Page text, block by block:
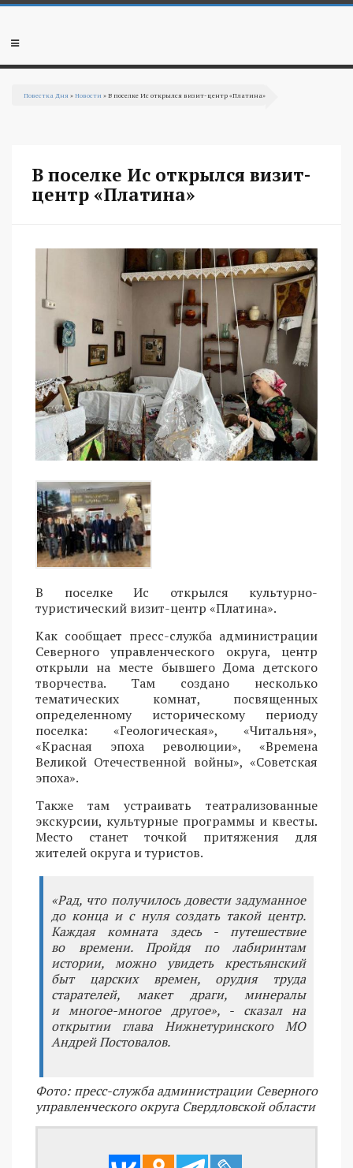
Перейти к основному содержанию
Мобильное
Повестка Дня »Новости » В поселке Ис открылся визит-центр «Платина»
В поселке Ис открылся визит-
центр «Платина»
В поселке Ис открылся культурно-
туристический визит-центр «Платина».
Как сообщает пресс-служба администрации
Северного управленческого округа, центр
открыли на месте бывшего Дома детского
творчества. Там создано несколько
тематических комнат, посвященных
определенному историческому периоду
поселка: «Геологическая», «Читальня»,
«Красная эпоха революции», «Времена
Великой Отечественной войны», «Советская
эпоха».
Также там устраивать театрализованные
экскурсии, культурные программы и квесты.
Место станет точкой притяжения для
жителей округа и туристов.
«Рад, что получилось довести задуманное
до конца и с нуля создать такой центр.
Каждая комната здесь - путешествие
во времени. Пройдя по лабиринтам
истории, можно увидеть крестьянский
быт царских времен, орудия труда
старателей, макет драги, минералы
и многое-многое другое», - сказал на
открытии глава Нижнетуринского МО
Андрей Постовалов.
Фото: пресс-служба администрации Северного
управленческого округа Свердловской области